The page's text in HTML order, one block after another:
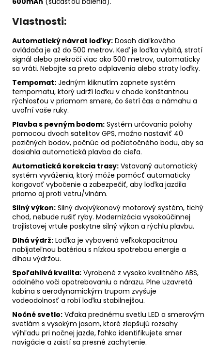
Vlastnosti:
Automatický návrat loďky: Dosah diaľkového
ovládača je až do 500 metrov. Keď je loďka vybitá, stratí
signál alebo prekročí viac ako 500 metrov, automaticky
sa vráti. Nebojte sa preto odplavenia alebo straty loďky.
Tempomat: Jedným kliknutím zapnete systém
tempomatu, ktorý udrží loďku v chode konštantnou
rýchlosťou v priamom smere, čo šetrí čas a námahu a
uvoľní vaše ruky.
Plavba s pevným bodom: Systém určovania polohy
pomocou dvoch satelitov GPS, možno nastaviť 40
pozičných bodov, počnúc od počiatočného bodu, aby sa
dosiahla automatická plavba do cieľa.
Automatická korekcia trasy: Vstavaný automatický
systém vyváženia, ktorý môže pomôcť automaticky
korigovať vybočenie a zabezpečiť, aby loďka jazdila
priamo aj proti vetru/vlnám.
Silný výkon: Silný dvojvýkonový motorový systém, tichý
chod, nebude rušiť ryby. Modernizácia vysokoúčinnej
trojlistovej vrtule poskytne silný výkon a rýchlu plavbu.
Dlhá výdrž: Loďka je vybavená veľkokapacitnou
nabíjateľnou batériou s nízkou spotrebou energie a
dlhou výdržou.
Spoľahlivá kvalita: Vyrobené z vysoko kvalitného ABS,
odolného voči opotrebovaniu a nárazu. Plne uzavretá
kabína s aerodynamickým trupom zvyšuje
vodeodolnosť a robí loďku stabilnejšou.
Nočné svetlo: Vďaka prednému svetlu LED a smerovým
svetlám s vysokým jasom, ktoré zlepšujú rozsahy
výhľadu pri nočnej jazde, ľahko identifikujete smer
navigácie a zaistí sa presné zachytenie.